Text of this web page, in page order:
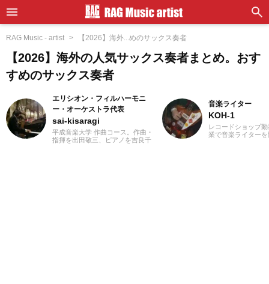
RAG Music - artist 【2026】海外...めのサックス奏者
【2026】海外の人気サックス奏者まとめ。おす
すめのサックス奏者
エリシオン・フィルハーモニ
ー・オーケストラ代表
sai-kisaragi
平成音楽大学 作曲コース。作曲・
指揮を出田敬三、ピアノを吉良千
音楽ライター
KOH-1
レコードショップ
業で音楽ライター